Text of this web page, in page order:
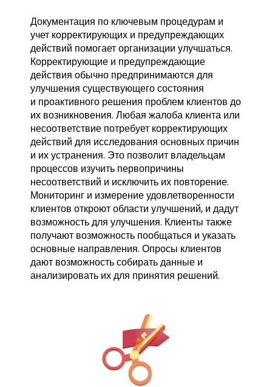
Документация по ключевым процедурам и
учет корректирующих и предупреждающих
действий помогает организации улучшаться.
Корректирующие и предупреждающие
действия обычно предпринимаются для
улучшения существующего состояния
и проактивного решения проблем клиентов до
их возникновения. Любая жалоба клиента или
несоответствие потребует корректирующих
действий для исследования основных причин
и их устранения. Это позволит владельцам
процессов изучить первопричины
несоответствий и исключить их повторение.
Мониторинг и измерение удовлетворенности
клиентов откроют области улучшений, и дадут
возможность для улучшения. Клиенты также
получают возможность пообщаться и указать
основные направления. Опросы клиентов
дают возможность собирать данные и
анализировать их для принятия решений.